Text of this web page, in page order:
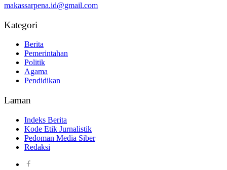
makassarpena.id@gmail.com
Kategori
Berita
Pemerintahan
Politik
Agama
Pendidikan
Laman
Indeks Berita
Kode Etik Jurnalistik
Pedoman Media Siber
Redaksi